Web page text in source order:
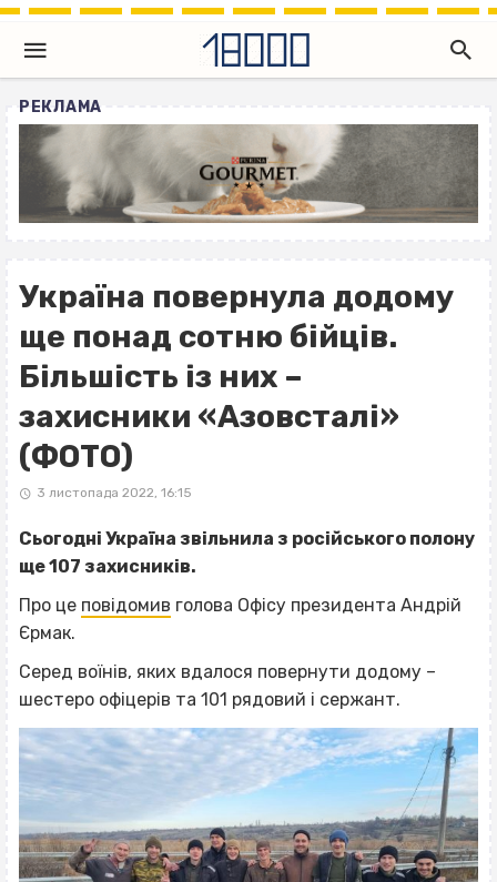
РЕКЛАМА
Україна повернула додому
ще понад сотню бійців.
Більшість із них –
захисники «Азовсталі»
(ФОТО)
3 листопада 2022, 16:15
Сьогодні Україна звільнила з російського полону
ще 107 захисників.
Про це повідомив голова Офісу президента Андрій
Єрмак.
Серед воїнів, яких вдалося повернути додому –
шестеро офіцерів та 101 рядовий і сержант.